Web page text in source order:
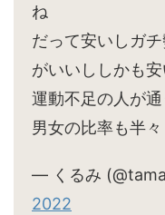
ね
だって安いしガ
がいいししかも安
運動不足の人が
男女の比率も半
— くるみ
2022